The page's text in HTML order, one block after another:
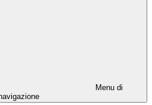
Menu di